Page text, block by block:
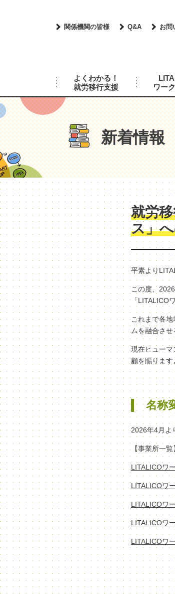
関係機関の皆様 Q&A お問
よくわかる！
就労移行支援
ワー
新着情報
就労
ス」
平素より
この度、
「LITALICO
これまで各
ムを融合さ
現在ヒュー
顧を賜ります
名称
2026年4月よ
【事業所一覧
LITALICOワ
LITALICOワ
LITALICOワ
LITALICOワ
LITALICOワ